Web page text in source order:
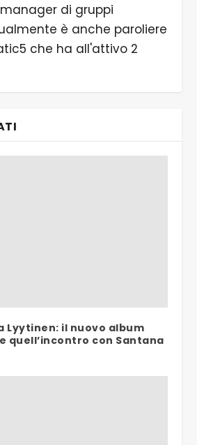
di gruppi
è anche paroliere
che ha all'attivo 2
Lyytinen: il nuovo album
quell’incontro con Santana